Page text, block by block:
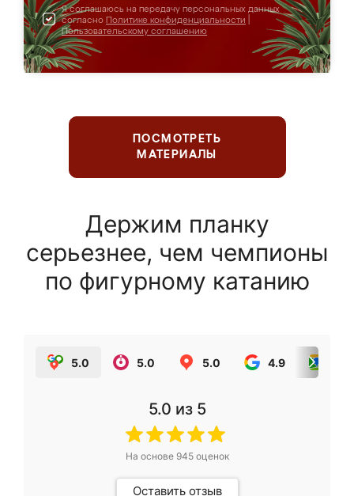
Я соглашаюсь на передачу персональных данных
согласно Политике конфиденциальности
Пользовательскому соглашению
ПОСМОТРЕТЬ
МАТЕРИАЛЫ
Держим планку
серьезнее, чем чемпионы
по фигурному катанию
5.0 5.0 5.0 4.9
5.0 из 5
На основе 945оценок
Оставить отзыв